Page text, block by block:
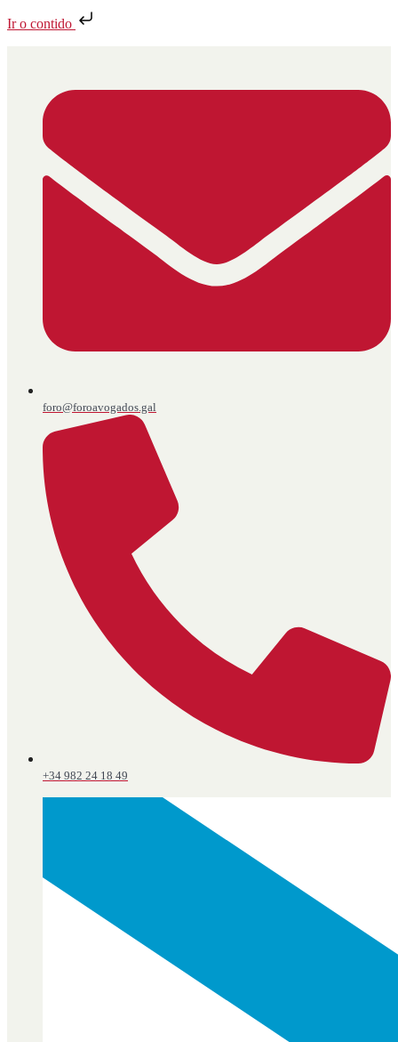
Ir o contido
foro@foroavogados.gal
+34 982 24 18 49